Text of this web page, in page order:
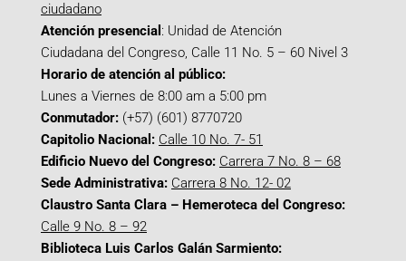
ciudadano
Atención presencial : Unidad de Atención
Ciudadana del Congreso, Calle 11 No. 5 – 60 Nivel 3
Horario de atención al público:
Lunes a Viernes de 8:00 am a 5:00 pm
Conmutador: (+57) (601) 8770720
Capitolio Nacional: Calle 10 No. 7- 51
Edificio Nuevo del Congreso: Carrera 7 No. 8 – 68
Sede Administrativa: Carrera 8 No. 12- 02
Claustro Santa Clara – Hemeroteca del Congreso:
Calle 9 No. 8 – 92
Biblioteca Luis Carlos Galán Sarmiento: